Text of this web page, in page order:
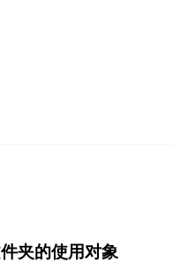
夹的使用对象